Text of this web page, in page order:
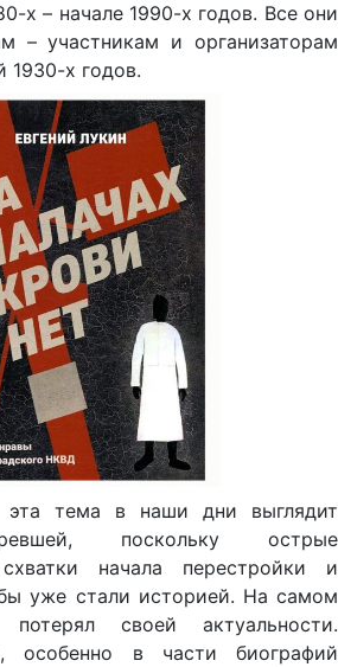
х – начале 1990-х годов. Все они
– участникам и организаторам
1930-х годов.
эта тема в наши дни выглядит
поскольку острые
схватки начала перестройки и
уже стали историей. На самом
своей актуальности.
особенно в части биографий